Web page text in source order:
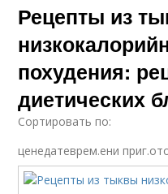
Рецепты из
похудения:
диетических
Сортировать по:
ценедатеврем.ени